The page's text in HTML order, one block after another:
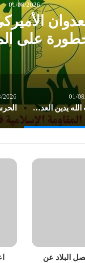
01/08/2026
على
01/
حزب الله يدين العدوان الأميركي على العراق: تداعياته بالغة الخطورة على المنطقة بأسرها
2026
البلاد عن